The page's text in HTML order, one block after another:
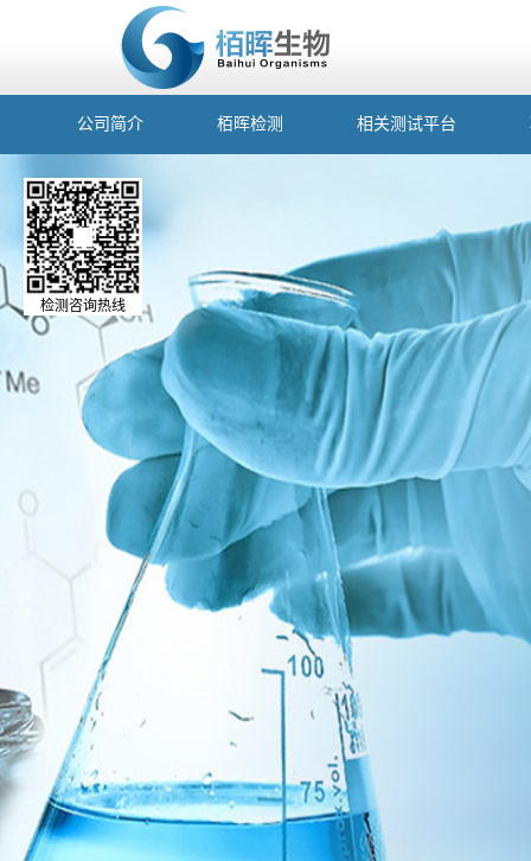
公司简介 栢晖检测 相关测试平台
检测咨询热线